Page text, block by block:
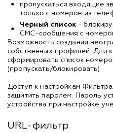
пропускаться входящие
только с номеров из
Черный список-
СМС-сообщения с
Возможность создания
собственных профилей. Для
сформировать список
(пропускать/блокировать).
Доступ к настройкам
защитить паролем. Пароль
устройства при настройке
URL-фильтр